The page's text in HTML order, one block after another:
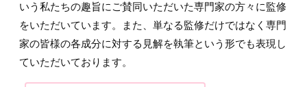
いう私たちの趣旨にご賛同いただいた専門家の方々に監修
をいただいています。また、単なる監修だけではなく専門
家の皆様の各成分に対する見解を執筆という形でも表現し
ていただいております。